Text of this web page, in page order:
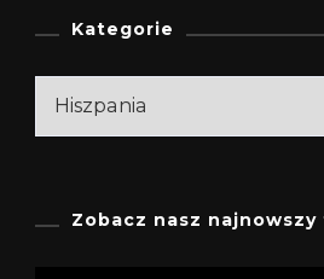
Kategorie
Kategorie
Zobacz nasz najnowszy